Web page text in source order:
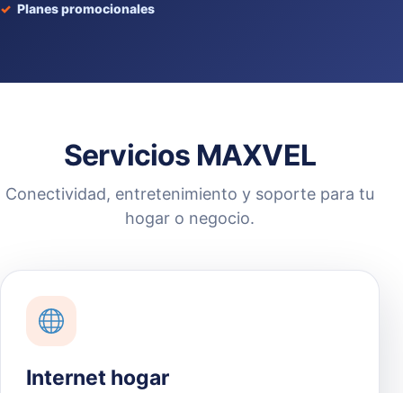
Planes promocionales
Servicios MAXVEL
Conectividad, entretenimiento y soporte para tu
hogar o negocio.
Internet hogar